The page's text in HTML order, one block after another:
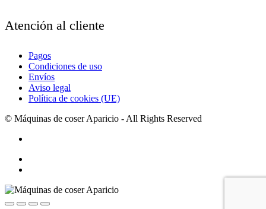
Atención al cliente
Pagos
Condiciones de uso
Envíos
Aviso legal
Política de cookies (UE)
© Máquinas de coser Aparicio - All Rights Reserved